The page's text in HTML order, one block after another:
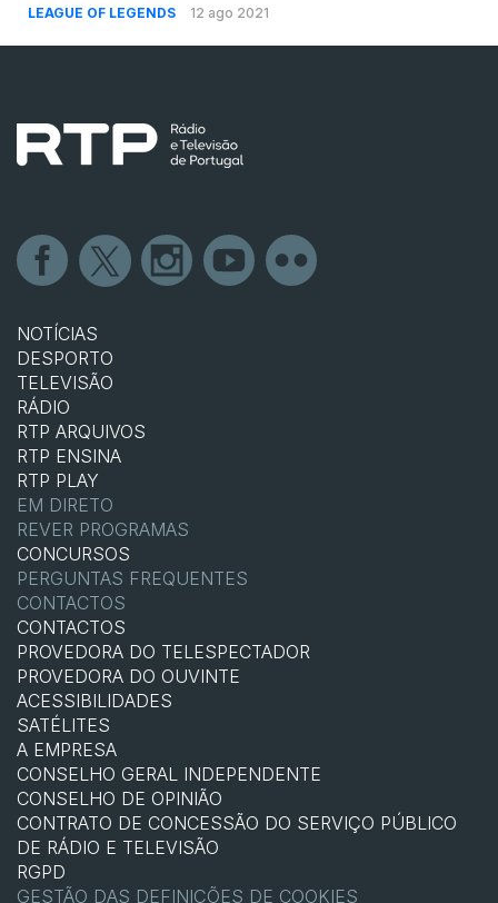
LEAGUE OF LEGENDS 12 ago 2021
NOTÍCIAS
DESPORTO
TELEVISÃO
RÁDIO
RTP ARQUIVOS
RTP ENSINA
RTP PLAY
EM DIRETO
REVER PROGRAMAS
CONCURSOS
PERGUNTAS FREQUENTES
CONTACTOS
CONTACTOS
PROVEDORA DO TELESPECTADOR
PROVEDORA DO OUVINTE
ACESSIBILIDADES
SATÉLITES
A EMPRESA
CONSELHO GERAL INDEPENDENTE
CONSELHO DE OPINIÃO
CONTRATO DE CONCESSÃO DO SERVIÇO PÚBLICO
DE RÁDIO E TELEVISÃO
RGPD
GESTÃO DAS DEFINIÇÕES DE COOKIES